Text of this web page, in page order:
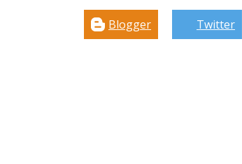
Blogger Twitter